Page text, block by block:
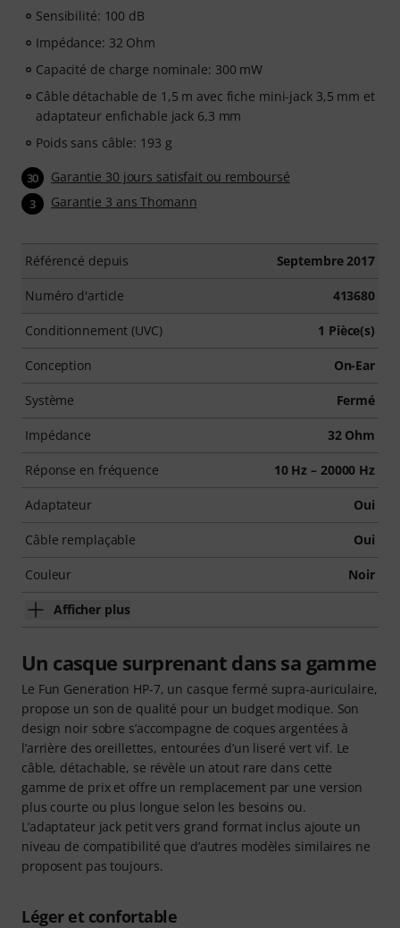
Sensibilité: 100 dB
Impédance: 32 Ohm
Capacité de charge nominale: 300 mW
Câble détachable de 1,5 m avec fiche mini-jack 3,5 mm et
adaptateur enfichable jack 6,3 mm
Poids sans câble: 193 g
30 Garantie 30 jours satisfait ou remboursé
3 Garantie 3 ans Thomann
Référencé depuis Septembre 2017
Numéro d'article 413680
Conditionnement (UVC) 1 Pièce(s)
Conception On-Ear
Système Fermé
Impédance 32 Ohm
Réponse en fréquence 10 Hz – 20000 Hz
Adaptateur Oui
Câble remplaçable Oui
Couleur Noir
Afficher plus
Un casque surprenant dans sa gamme
Le Fun Generation HP-7, un casque fermé supra-auriculaire,
propose un son de qualité pour un budget modique. Son
design noir sobre s’accompagne de coques argentées à
l’arrière des oreillettes, entourées d’un liseré vert vif. Le
câble, détachable, se révèle un atout rare dans cette
gamme de prix et offre un remplacement par une version
plus courte ou plus longue selon les besoins ou.
L’adaptateur jack petit vers grand format inclus ajoute un
niveau de compatibilité que d’autres modèles similaires ne
proposent pas toujours.
Léger et confortable